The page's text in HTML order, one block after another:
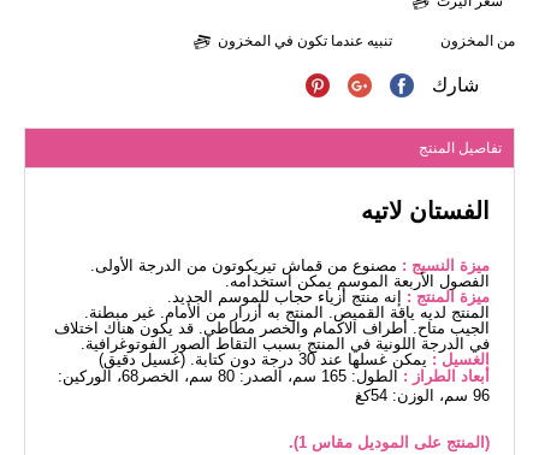
من المخزون تنبيه عندما تكون في المخزون
شارك
تفاصيل المنتج
الفستان لاتيه
ميزة النسيج : مصنوع من قماش تيريكوتون من الدرجة الأولى.
الفصول الأربعة الموسم يمكن استخدامه.
ميزة المنتج : إنه منتج أزياء حجاب للموسم الجديد.
المنتج لديه ياقة القميص. المنتج به أزرار من الأمام. غير مبطنة.
الجيب متاح. أطراف الاكمام والخصر مطاطي. قد يكون هناك اختلاف
في الدرجة اللونية في المنتج بسبب التقاط الصور الفوتوغرافية.
الغسيل : يمكن غسلها عند 30 درجة دون كتابة. (غسيل دقيق)
أبعاد الطراز :
الطول: 165 سم، الصدر: 80 سم، الخصر68، الوركين:
96 سم، الوزن: 54كغ
(المنتج على الموديل مقاس 1).